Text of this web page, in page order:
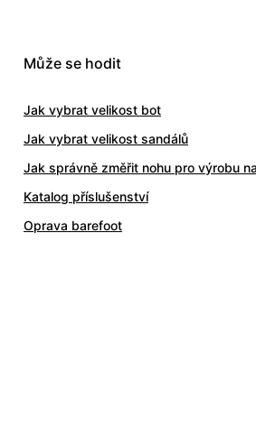
Může se hodit
Jak vybrat velikost bot
Jak vybrat velikost sandálů
Jak správně změřit nohu pro výrobu
Katalog příslušenství
Oprava barefoot